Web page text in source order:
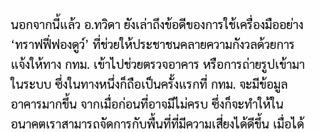
นอกจากนี้แล้ว อ.ทวิดา ยังเล่าถึงข้อดีของการใช้เครื่องมืออย่าง
‘ทราฟฟี่ฟองดูว์’ ที่ช่วยให้ประชาชนคลายความกังวลด้วยการ
แจ้งให้ทาง กทม. เข้าไปช่วยตรวจอาคาร หรือการถ่ายรูปเข้ามา
ในระบบ ซึ่งในทางหนึ่งก็ถือเป็นครั้งแรกที่ กทม. จะมีข้อมูล
อาคารมากขึ้น จากเมื่อก่อนที่อาจมีไม่ครบ ซึ่งก็จะทำให้ใน
อนาคตเราสามารถจัดการกับพื้นที่ที่มีความเสี่ยงได้ดีขึ้น เมื่อได้